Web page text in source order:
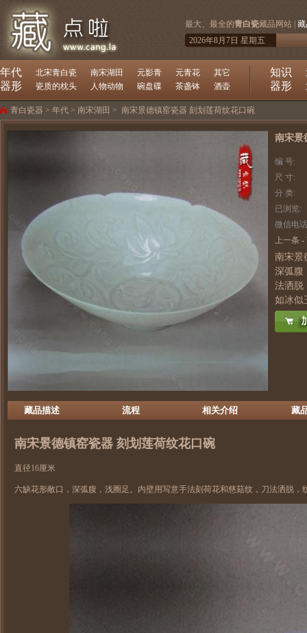
最大、最全的青白瓷藏品网站 |
2026年8月7日 星期五
年代 北宋青白瓷 南宋湖田 元影青 元青花 其它
器形 瓷质的枕头 人物动物 碗盘碟 茶盏钵 酒壶
知识
器形
青白瓷器 > 年代 > 南宋湖田 > 南宋景德镇窑瓷器 刻划莲荷纹花口碗
南宋景
编 号:
尺 寸:
分 类:
已浏览:
微信电
上一条 -
南宋景
深弧腹
法洒脱
如冰似
藏品描述 流程 相关介绍 藏
南宋景德镇窑瓷器 刻划莲荷纹花口碗
直径16厘米
六缺花形敞口，深弧腹，浅圈足。内壁用写意手法刻荷花和慈菇纹，刀法洒脱